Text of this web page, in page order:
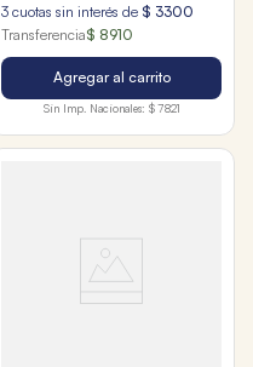
3 cuotas sin interés de $ 3300
Transferencia$ 8910
Agregar al carrito
Sin Imp. Nacionales: $ 7821